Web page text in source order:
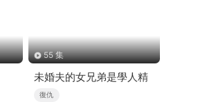
55 集
未婚夫的女兄弟是學人精
復仇